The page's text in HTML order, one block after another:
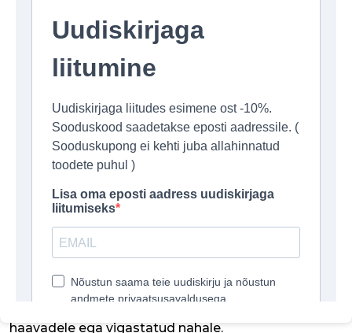
traumad, põletused.
See vähendab armide punetust ja hüpertroofiat.
MEDIPATCH GEL Z® võib kasutada ennetava
(umbes 10. päeval), st niipea, kui ilmnevad esimesed
armi hüpertroofia tunnused. MEDIPATCH GEL Z®
varajane kasutamine suurendab paranemise
normaliseerumise võimalusi.
Sarja erinevad tooted sobivad eriti hästi jäsemete
armide ja traditsioonilise pressoteraapiaga raskesti
ligipääsetavate armide korral.
Vastunäidustused:
MEDIPATCH GEL Z®-i kanda spetsiaalset
haavadele ega vigastatud nahale.